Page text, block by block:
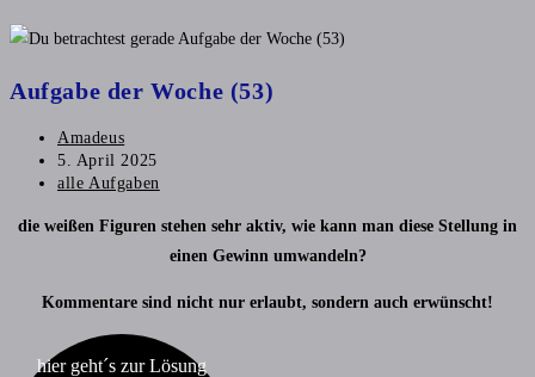
Aufgabe der Woche (53)
Amadeus
5. April 2025
alle Aufgaben
die weißen Figuren stehen sehr aktiv, wie kann man diese Stellung in
einen Gewinn umwandeln?
Kommentare sind nicht nur erlaubt, sondern auch erwünscht!
hier geht´s zur Lösung